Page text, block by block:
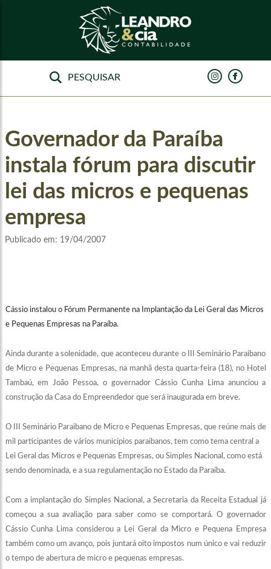
Governador da Paraíba
instala fórum para discutir
lei das micros e pequenas
empresa
Publicado em: 19/04/2007
Cássio instalou o Fórum Permanente na Implantação da Lei Geral das Micros
e Pequenas Empresas na Paraíba.
Ainda durante a solenidade, que aconteceu durante o III Seminário Paraibano
de Micro e Pequenas Empresas, na manhã desta quarta-feira (18), no Hotel
Tambaú, em João Pessoa, o governador Cássio Cunha Lima anunciou a
construção da Casa do Empreendedor que será inaugurada em breve.
O III Seminário Paraibano de Micro e Pequenas Empresas, que reúne mais de
mil participantes de vários municípios paraibanos, tem como tema central a
Lei Geral das Micros e Pequenas Empresas, ou Simples Nacional, como está
sendo denominada, e a sua regulamentação no Estado da Paraíba.
Com a implantação do Simples Nacional, a Secretaria da Receita Estadual já
começou a sua avaliação para saber como se comportará. O governador
Cássio Cunha Lima considerou a Lei Geral da Micro e Pequena Empresa
também como um avanço, pois juntará oito impostos num único e vai reduzir
o tempo de abertura de micro e pequenas empresas.